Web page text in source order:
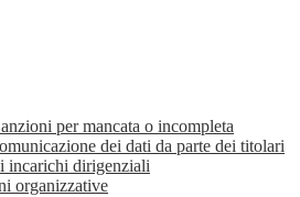
per mancata o incompleta
dei dati da parte dei titolari
incarichi dirigenziali
organizzative